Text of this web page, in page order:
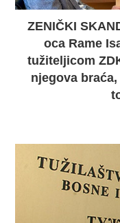
ZENIČKI
oca Rame
tužiteljicom
njegova